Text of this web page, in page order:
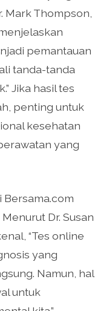
Mark Thompson,
pemantauan
tanda-tanda
Jika hasil tes
penting untuk
kesehatan
yang
Bersama.com
Dr. Susan
“Tes online
yang
Namun, hal
untuk